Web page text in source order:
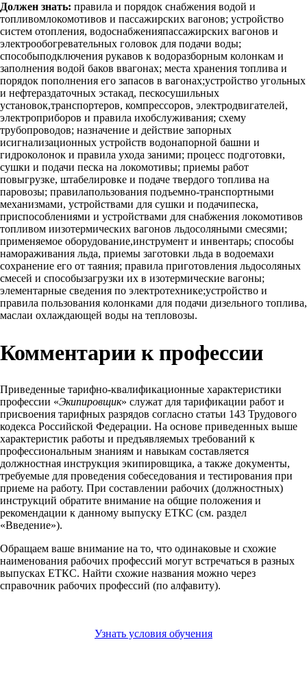
Должен знать: правила и порядок снабжения водой и
топливомлокомотивов и пассажирских вагонов; устройство
систем отопления, водоснабженияпассажирских вагонов и
электрообогревательных головок для подачи воды;
способыподключения рукавов к водоразборным колонкам и
заполнения водой баков ввагонах; места хранения топлива и
порядок пополнения его запасов в вагонах;устройство угольных
и нефтераздаточных эстакад, пескосушильных
установок,транспортеров, компрессоров, электродвигателей,
электроприборов и правила ихобслуживания; схему
трубопроводов; назначение и действие запорных
исигнализационных устройств водонапорной башни и
гидроколонок и правила ухода заними; процесс подготовки,
сушки и подачи песка на локомотивы; приемы работ
повыгрузке, штабелировке и подаче твердого топлива на
паровозы; правилапользования подъемно-транспортными
механизмами, устройствами для сушки и подачипеска,
приспособлениями и устройствами для снабжения локомотивов
топливом иизотермических вагонов льдосоляными смесями;
применяемое оборудование,инструмент и инвентарь; способы
намораживания льда, приемы заготовки льда в водоемахи
сохранение его от таяния; правила приготовления льдосоляных
смесей и способызагрузки их в изотермические вагоны;
элементарные сведения по электротехнике;устройство и
правила пользования колонками для подачи дизельного топлива,
маслаи охлаждающей воды на тепловозы.
Комментарии к профессии
Приведенные тарифно-квалификационные характеристики
профессии «Экипировщик» служат для тарификации работ и
присвоения тарифных разрядов согласно статьи 143 Трудового
кодекса Российской Федерации. На основе приведенных выше
характеристик работы и предъявляемых требований к
профессиональным знаниям и навыкам составляется
должностная инструкция экипировщика, а также документы,
требуемые для проведения собеседования и тестирования при
приеме на работу. При составлении рабочих (должностных)
инструкций обратите внимание на общие положения и
рекомендации к данному выпуску ЕТКС (см. раздел
«Введение»).
Обращаем ваше внимание на то, что одинаковые и схожие
наименования рабочих профессий могут встречаться в разных
выпусках ЕТКС. Найти схожие названия можно через
справочник рабочих профессий (по алфавиту).
Узнать условия обучения